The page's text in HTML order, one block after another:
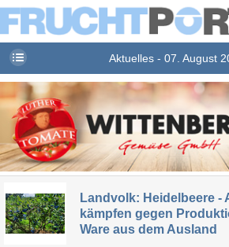
Aktuelles - 07. August
Landvolk: Heidelbeere -
kämpfen gegen
Ware aus dem Ausland